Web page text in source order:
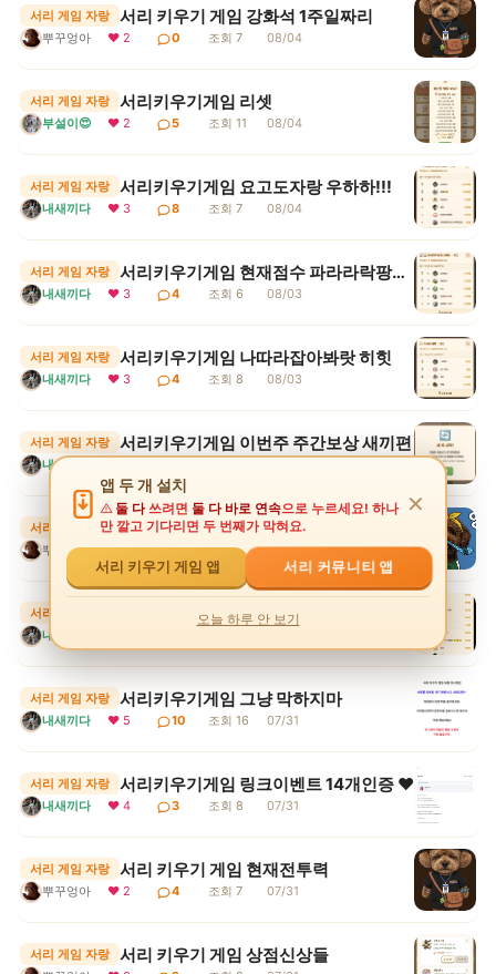
서리 게임 자랑 서리 키우기 게임 강화석 1주일짜리
뿌꾸엉아 ❤ 2 0 조회 7 08/04
서리 게임 자랑 서리키우기게임 리셋
부설이😍 ❤ 2 5 조회 11 08/04
서리 게임 자랑 서리키우기게임 요고도자랑 우하하!!!
내새끼다 ❤ 3 8 조회 7 08/04
서리 게임 자랑 서리키우기게임 현재점수 파라라락팡팡 보통 1등
내새끼다 ❤ 3 4 조회 6 08/03
서리 게임 자랑 서리키우기게임 나따라잡아봐랏 히힛
내새끼다 ❤ 3 4 조회 8 08/03
서리 게임 자랑 서리키우기게임 이번주 주간보상 새끼편
내새끼다
서리 게임 자랑 서리 키우기 게임 주간보상
뿌꾸엉아 ❤ 3 4 조회 8 08/03
서리 게임 자랑
내새끼다
서리 게임 자랑 서리키우기게임 그냥 막하지마
내새끼다 ❤ 5 10 조회 16 07/31
서리 게임 자랑 서리키우기게임 링크이벤트 14개인증 ♥
내새끼다 ❤ 4 3 조회 8 07/31
서리 게임 자랑 서리 키우기 게임 현재전투력
뿌꾸엉아 ❤ 2 4 조회 7 07/31
서리 게임 자랑 서리 키우기 게임 상점신상들
앱 두 개 설치
둘 다쓰려면 둘 다 바로 연속으로 누르세요! 하나
만 깔고 기다리면 두 번째가 막혀요.
✕
서리 키우기 게임 앱 서리 커뮤니티 앱
오늘 하루 안 보기